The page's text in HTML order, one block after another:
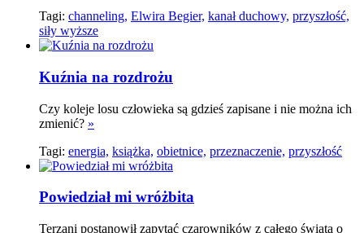
Tagi: channeling, Elwira Begier, kanał duchowy, przyszłość,
siły wyższe
Kuźnia na rozdrożu
Czy koleje losu człowieka są gdzieś zapisane i nie można ich
zmienić? »
Tagi: energia, książka, obietnice, przeznaczenie, przyszłość
Powiedział mi wróżbita
Terzani postanowił zapytać czarowników z całego świata o